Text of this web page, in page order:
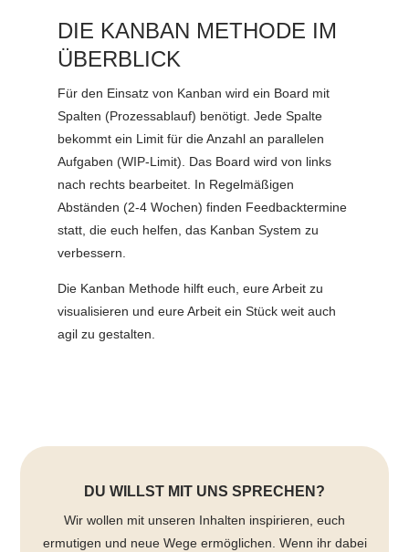
DIE KANBAN METHODE IM
ÜBERBLICK
Für den Einsatz von Kanban wird ein Board mit
Spalten (Prozessablauf) benötigt. Jede Spalte
bekommt ein Limit für die Anzahl an parallelen
Aufgaben (WIP-Limit). Das Board wird von links
nach rechts bearbeitet. In Regelmäßigen
Abständen (2-4 Wochen) finden Feedbacktermine
statt, die euch helfen, das Kanban System zu
verbessern.
Die Kanban Methode hilft euch, eure Arbeit zu
visualisieren und eure Arbeit ein Stück weit auch
agil zu gestalten.
DU WILLST MIT UNS SPRECHEN?
Wir wollen mit unseren Inhalten inspirieren, euch
ermutigen und neue Wege ermöglichen. Wenn ihr dabei